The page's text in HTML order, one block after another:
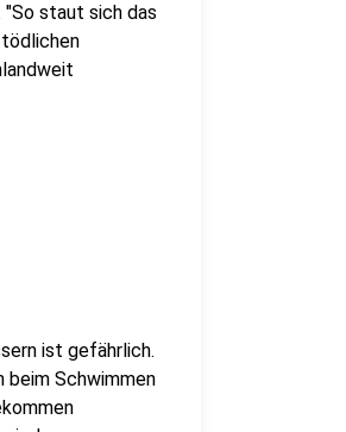
"So staut sich das
ist gefährlich.
beim Schwimmen